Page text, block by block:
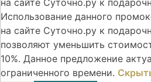
Использование данного
на сайте Суточно.ру к
позволяют уменьшить
10%. Данное предложение
ограниченного времени.